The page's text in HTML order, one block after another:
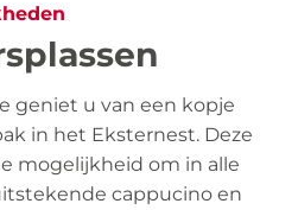
geniet u van een kopje
in het Eksternest. Deze
mogelijkheid om in alle
cappucino en